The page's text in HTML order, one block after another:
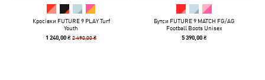
Кросівки FUTURE 9 PLAY Turf
Youth
1 240,00 ₴2 490,00 ₴
Бутси FUTURE 9 MATCH FG/AG
Football Boots Unisex
5 390,00 ₴